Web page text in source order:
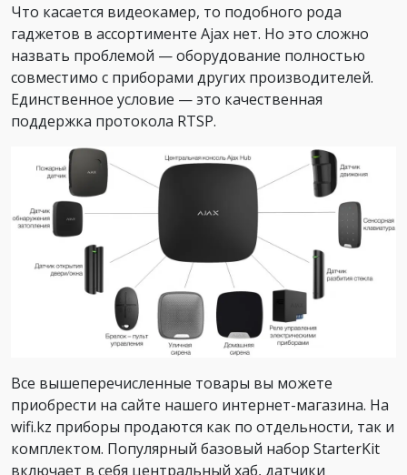
Что касается видеокамер, то подобного рода
гаджетов в ассортименте Ajax нет. Но это сложно
назвать проблемой — оборудование полностью
совместимо с приборами других производителей.
Единственное условие — это качественная
поддержка протокола RTSP.
Все вышеперечисленные товары вы можете
приобрести на сайте нашего интернет-магазина. На
wifi.kz приборы продаются как по отдельности, так и
комплектом. Популярный базовый набор StarterKit
включает в себя центральный хаб, датчики